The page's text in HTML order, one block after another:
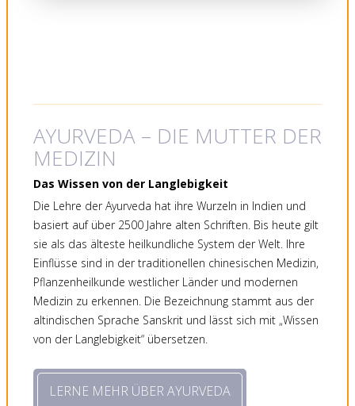
AYURVEDA – DIE MUTTER DER
MEDIZIN
Das Wissen von der Langlebigkeit
Die Lehre der Ayurveda hat ihre Wurzeln in Indien und
basiert auf über 2500 Jahre alten Schriften. Bis heute gilt
sie als das älteste heilkundliche System der Welt. Ihre
Einflüsse sind in der traditionellen chinesischen Medizin,
Pflanzenheilkunde westlicher Länder und modernen
Medizin zu erkennen. Die Bezeichnung stammt aus der
altindischen Sprache Sanskrit und lässt sich mit „Wissen
von der Langlebigkeit“ übersetzen.
LERNE MEHR ÜBER AYURVEDA